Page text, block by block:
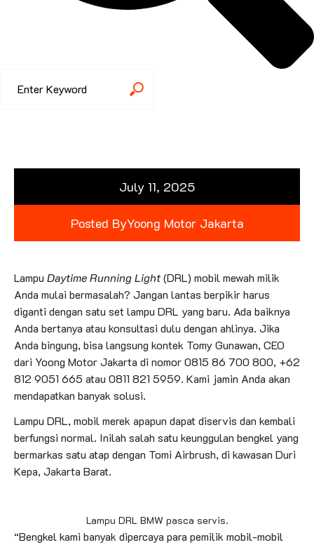
July 11, 2025
Posted ByYoong Motor Jakarta
Lampu Daytime Running Light(DRL) mobil mewah milik
Anda mulai bermasalah? Jangan lantas berpikir harus
diganti dengan satu set lampu DRL yang baru. Ada baiknya
Anda bertanya atau konsultasi dulu dengan ahlinya. Jika
Anda bingung, bisa langsung kontek Tomy Gunawan, CEO
dari Yoong Motor Jakarta di nomor 0815 86 700 800, +62
812 9051 665 atau 0811 821 5959. Kami jamin Anda akan
mendapatkan banyak solusi.
Lampu DRL, mobil merek apapun dapat diservis dan kembali
berfungsi normal. Inilah salah satu keunggulan bengkel yang
bermarkas satu atap dengan Tomi Airbrush, di kawasan Duri
Kepa, Jakarta Barat.
Lampu DRL BMW pasca servis.
“Bengkel kami banyak dipercaya para pemilik mobil-mobil